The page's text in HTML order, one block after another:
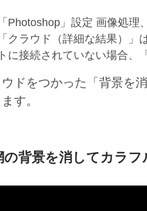
「Photoshop」設定 画像処
「クラウド（詳細な結果）
トに接続されていない場合、
ウドをつかった「背景を
す。
の背景を消してカラ